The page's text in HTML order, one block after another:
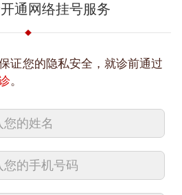
通网络挂号服务
证您的隐私安全，就诊前通过
。